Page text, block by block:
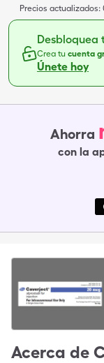
Precios actualizados:
Desbloquea
Crea tu cuenta
Únete hoy
Ahorra
con la
Acerca de